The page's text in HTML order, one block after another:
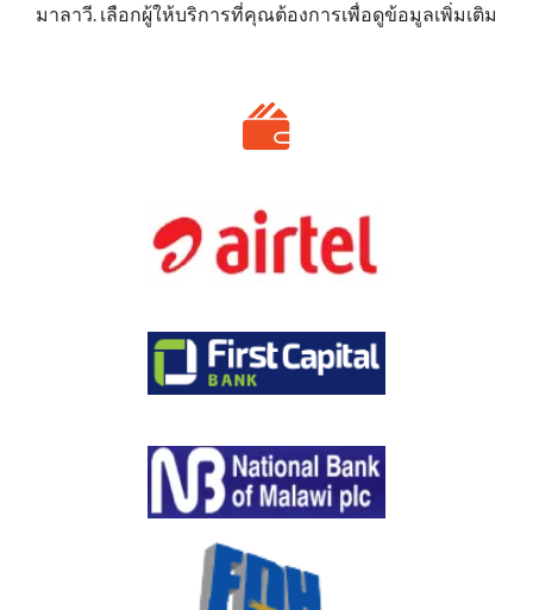
มาลาวี. เลือกผู้ให้บริการที่คุณต้องการเพื่อดูข้อมูลเพิ่มเติม